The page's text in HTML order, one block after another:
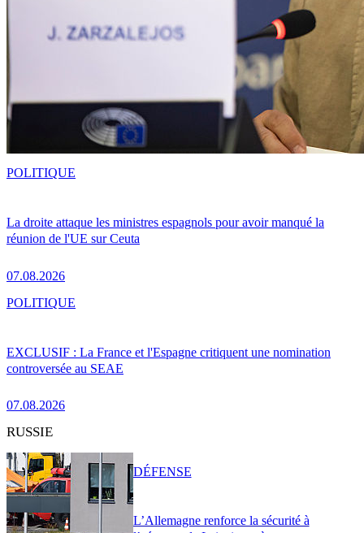
La droite attaque les ministres espagnols pour avoir manqué la
réunion de l'UE sur Ceuta
07.08.2026
POLITIQUE
EXCLUSIF : La France et l'Espagne critiquent une nomination
controversée au SEAE
07.08.2026
POLITIQUE
RUSSIE
L’Allemagne renforce la sécurité à
DÉFENSE